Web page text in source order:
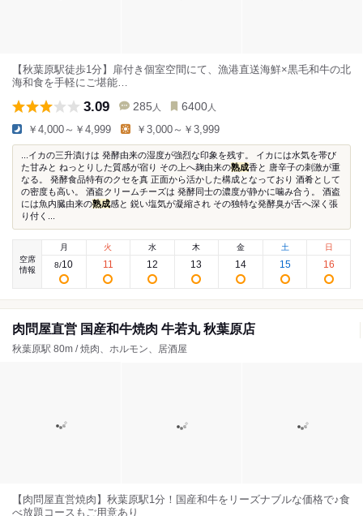
【秋葉原駅徒歩1分】扉付き個室空間にて、漁港直送海鮮×黒毛和牛の北
海和食を手軽にご堪能…
3.09 285 人 6400 人
￥4,000～￥4,999 ￥3,000～￥3,999
...イカの三升漬けは 発酵由来の湿度が強烈な印象を残す。 イカには水気を帯び
た甘みと ねっとりした質感が宿り その上へ麹由来の熟成香と 唐辛子の刺激が重
なる。 発酵食品特有のクセを真 正面から活かした構成となっており 酒肴として
の密度も高い。 酒盗クリームチーズは 発酵同士の濃度が静かに噛み合う。 酒盗
には魚内臓由来の熟成感と 鋭い塩気が凝縮され その独特な発酵臭が舌へ深く張
り付く...
空席
情報
月
8/10
火
11
水
12
木
13
金
14
土
15
日
16
肉問屋直営 国産和牛焼肉 牛若丸 秋葉原店
秋葉原駅 80m / 焼肉、ホルモン、居酒屋
【肉問屋直営焼肉】秋葉原駅1分！国産和牛をリーズナブルな価格で♪食
べ放題コースもご用意あり